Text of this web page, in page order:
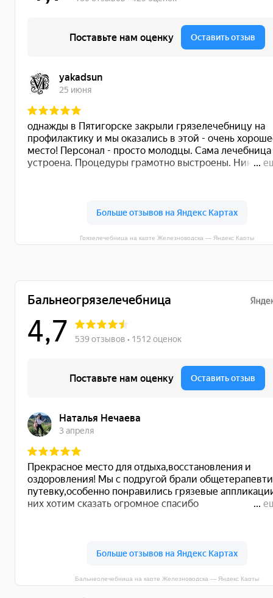
Грязелечебница на карте Железноводска — Яндекс Карты
Бальнеолечебница на карте Железноводска — Яндекс Карты